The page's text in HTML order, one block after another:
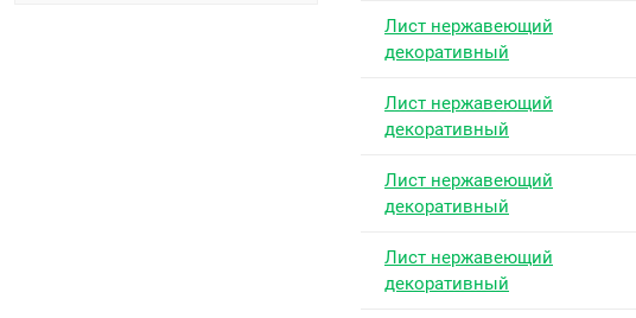
Лист нержавеющий
декоративный
Лист нержавеющий
декоративный
Лист нержавеющий
декоративный
Лист нержавеющий
декоративный